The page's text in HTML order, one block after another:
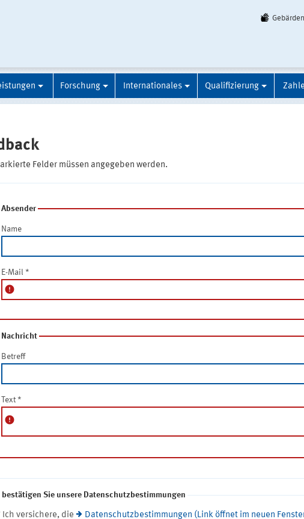
Forschung Internationales Qualifizierung
Felder müssen angegeben werden.
Absender
Name
E-Mail *
error
Nachricht
Betreff
Text *
error
Sie unsere Datenschutzbestimmungen
Ich versichere, die
Datenschutzbestimmungen (Link öffnet im neuen